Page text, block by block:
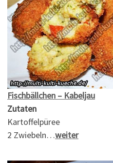
Fischbällchen – Kabeljau
Zutaten
Kartoffelpüree
2 Zwiebeln…weiter